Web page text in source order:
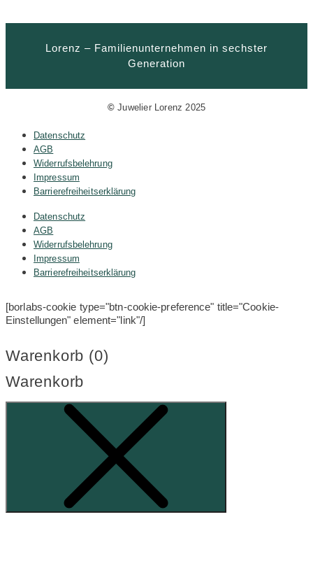
Lorenz – Familienunternehmen in sechster
Generation
© Juwelier Lorenz 2025
Datenschutz
AGB
Widerrufsbelehrung
Impressum
Barrierefreiheitserklärung
Datenschutz
AGB
Widerrufsbelehrung
Impressum
Barrierefreiheitserklärung
[borlabs-cookie type="btn-cookie-preference" title="Cookie-
Einstellungen" element="link"/]
Warenkorb (0)
Warenkorb